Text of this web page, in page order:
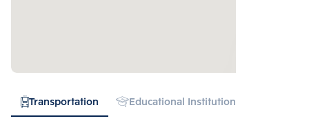
Transportation Educational Institution